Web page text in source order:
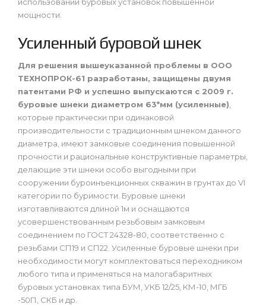
использовании буровых установок повышенной
мощности.
Усиленный буровой шнек
Для решения вышеуказанной проблемы в ООО
ТЕХНОПРОК-61 разработаны, защищены двумя
патентами РФ и успешно выпускаются с 2009 г.
буровые шнеки диаметром 63*мм (усиленные),
которые практически при одинаковой
производительности с традиционным шнеком данного
диаметра, имеют замковые соединения повышенной
прочности и рациональные конструктивные параметры,
делающие эти шнеки особо выгодными при
сооружении буроинъекционных скважин в грунтах до VI
категории по буримости. Буровые шнеки
изготавливаются длиной 1м и оснащаются
усовершенствованным резьбовым замковым
соединением по ГОСТ 24328-80, соответственно с
резьбами СП19 и СП22. Усиленные буровые шнеки при
необходимости могут комплектоваться переходником
любого типа и применяться на малогабаритных
буровых установках типа БУМ, УКБ 12/25, КМ-10, МГБ
-50П, СКБ и др.